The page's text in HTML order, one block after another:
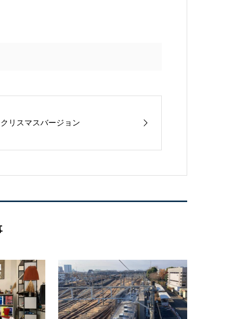
クリスマスバージョン